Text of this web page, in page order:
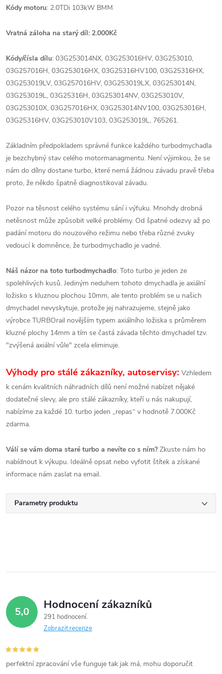
Kódy motoru: 2.0TDi 103kW BMM
Vratná záloha na starý díl: 2.000Kč
Kódy/čísla dílu: 03G253014NX, 03G253016HV, 03G253010,
03G257016H, 03G253016HX, 03G25316HV100, 03G25316HX,
03G253019LV, 03G257016HV, 03G253019LX, 03G253014N,
03G253019L, 03G25316H, 03G253014NV, 03G253010V,
03G253010X, 03G257016HX, 03G253014NV100, 03G253016H,
03G25316HV, 03G253010V103, 03G253019L, 765261.
Základním předpokladem správné funkce každého turbodmychadla
je bezchybný stav celého motormanagmentu. Není výjimkou, že se
nám do dílny dostane turbo, které nemá žádnou závadu pravě třeba
proto, že někdo špatně diagnostikoval závadu.
Pozor na těsnost celého systému sání i výfuku. Mnohdy drobná
netěsnost může způsobit velké problémy. Od špatné odezvy až po
padání motoru do nouzového režimu nebo třeba různé zvuky
vedoucí k domněnce, že turbodmychadlo je vadné.
Náš názor na toto turbodmychadlo: Toto turbo je jeden ze
spolehlivých kusů. Jediným neduhem tohoto dmychadla je axiální
ložisko s kluznou plochou 10mm, ale tento problém se u našich
dmychadel nevyskytuje, protože jej nahrazujeme, stejně jako
výrobce TURBOrail novějším typem axiálního ložiska s průměrem
kluzné plochy 14mm a tím se častá závada těchto dmychadel tzv.
"zvýšená axiální vůle" zcela eliminuje.
Výhody pro stálé zákazníky, autoservisy: Vzhledem
k cenám kvalitních náhradních dílů není možné nabízet nějaké
dodatečné slevy, ale pro stálé zákazníky, kteří u nás nakupují,
nabízíme za každé 10. turbo jeden „repas“ v hodnotě 7.000Kč
zdarma.
Válí se vám doma staré turbo a nevíte co s ním?Zkuste nám ho
nabídnout k výkupu. Ideálně opsat nebo vyfotit štítek a získané
informace nám zaslat na email.
Parametry produktu
5,0 Hodnocení zákazníků
291 hodnocení
Zobrazit recenze
perfektní zpracování vše funguje tak jak má, mohu doporučit